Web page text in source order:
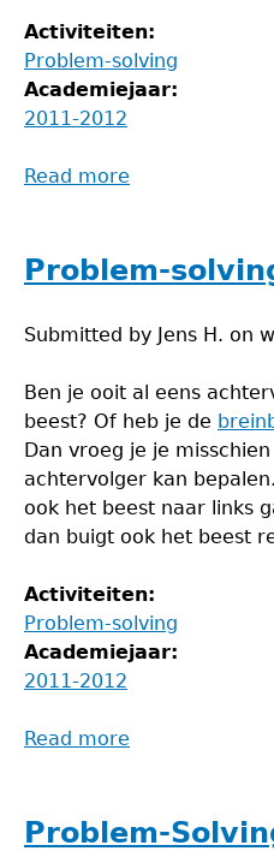
Activiteiten:
Problem-solving
Academiejaar:
2011-2012
Read more
Problem-
Submitted by Jens H. on
Ben je ooit al eens
beest? Of heb je de
Dan vroeg je je
achtervolger kan
ook het beest naar links
dan buigt ook het beest
Activiteiten:
Problem-solving
Academiejaar:
2011-2012
Read more
Problem-